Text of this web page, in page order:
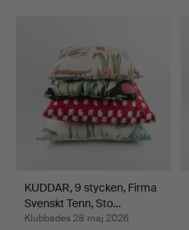
KUDDAR, 9 stycken, Firma
Svenskt Tenn, Sto…
Klubbades 28 maj 2026